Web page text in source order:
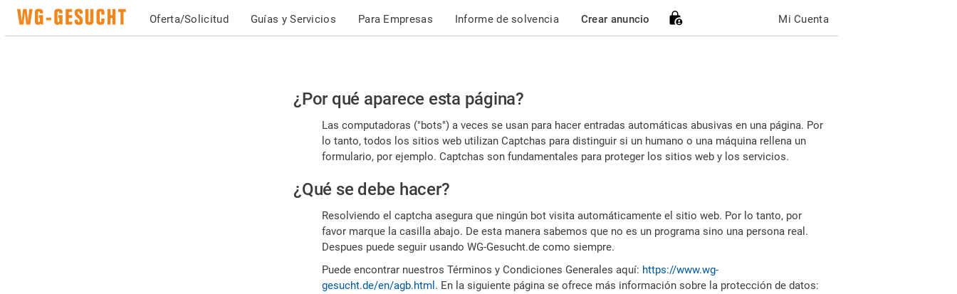
Oferta/Solicitud Guías y Servicios Para Empresas Informe de solvencia Crear anuncio Mi Cuenta
Por
favor,
confirme
es
humano
¿Por qué aparece esta página?
Las computadoras ("bots") a veces se usan para hacer entradas automáticas abusivas en una página. Por
lo tanto, todos los sitios web utilizan Captchas para distinguir si un humano o una máquina rellena un
formulario, por ejemplo. Captchas son fundamentales para proteger los sitios web y los servicios.
¿Qué se debe hacer?
Resolviendo el captcha asegura que ningún bot visita automáticamente el sitio web. Por lo tanto, por
favor marque la casilla abajo. De esta manera sabemos que no es un programa sino una persona real.
Despues puede seguir usando WG-Gesucht.de como siempre.
Puede encontrar nuestros Términos y Condiciones Generales aquí: https://www.wg-
gesucht.de/en/agb.html . En la siguiente página se ofrece más información sobre la protección de datos: